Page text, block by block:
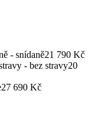
- snídaně21 790 Kč
- bez stravy20
27 690 Kč